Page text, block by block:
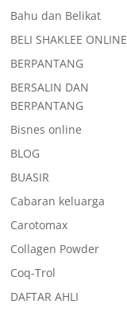
Bahu dan Belikat
BELI SHAKLEE ONLINE
BERPANTANG
BERSALIN DAN
BERPANTANG
Bisnes online
BLOG
BUASIR
Cabaran keluarga
Carotomax
Collagen Powder
Coq-Trol
DAFTAR AHLI